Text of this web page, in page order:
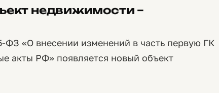
недвижимости –
ФЗ «О внесении изменений в часть первую ГК
акты РФ» появляется новый объект